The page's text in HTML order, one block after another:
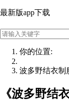
最新版app下载
你的位置:
波多野结衣制
《波多野结